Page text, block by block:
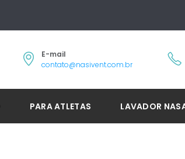
E-mail
contato@nasivent.com.br
PARA ATLETAS LAVADOR